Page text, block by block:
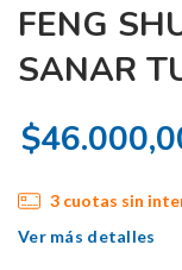
FENG
SANAR
3 cuotas sin
Ver más detalles